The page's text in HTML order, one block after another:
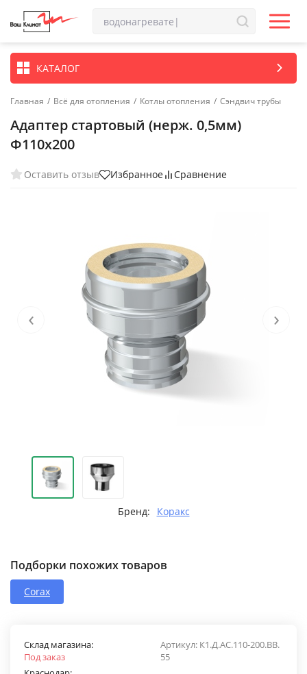
КАТАЛОГ
Главная / Всё для отопления / Котлы отопления / Сэндвич трубы
Адаптер стартовый (нерж. 0,5мм)
Ф110х200
Оставить отзыв Избранное Сравнение
‹ ›
Бренд: Коракс
Подборки похожих товаров
Corax
Артикул: К1.Д.АС.110-200.ВВ.
55
Склад магазина:
Под заказ